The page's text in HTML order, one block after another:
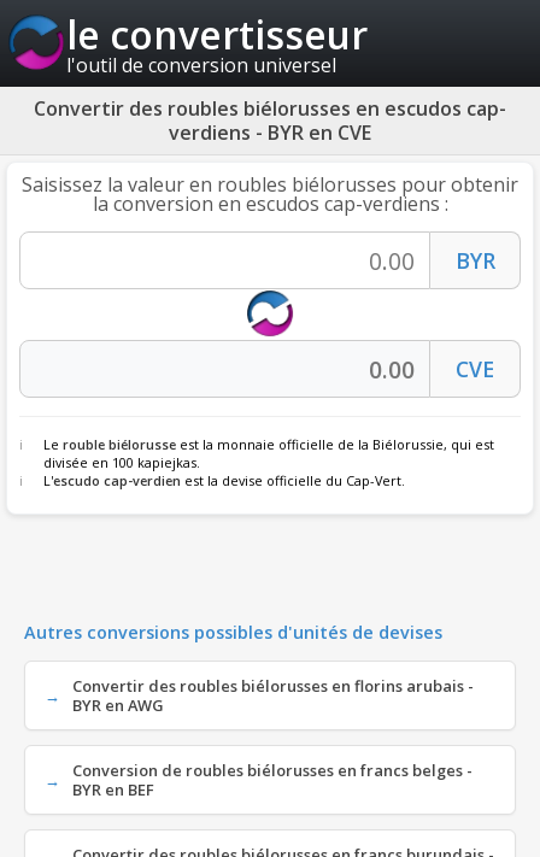
le convertisseur
l'outil de conversion universel
Convertir des roubles biélorusses en escudos cap-
verdiens - BYR en CVE
Saisissez la valeur en roubles biélorusses pour obtenir
la conversion en escudos cap-verdiens :
Le rouble biélorusse est la monnaie officielle de la Biélorussie, qui est
divisée en 100 kapiejkas.
L'escudo cap-verdien est la devise officielle du Cap-Vert.
Autres conversions possibles d'unités de devises
Convertir des roubles biélorusses en florins arubais -
BYR en AWG
Conversion de roubles biélorusses en francs belges -
BYR en BEF